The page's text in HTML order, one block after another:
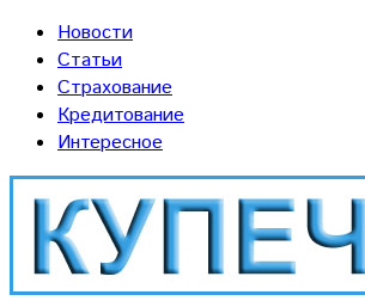
Новости
Статьи
Страхование
Кредитование
Интересное